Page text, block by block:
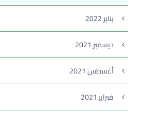
يناير 2022
ديسمبر 2021
أغسطس 2021
فبراير 2021